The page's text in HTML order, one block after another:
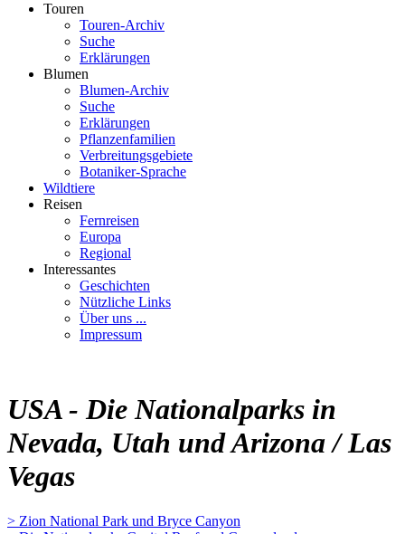
Touren
Touren-Archiv
Suche
Erklärungen
Blumen
Blumen-Archiv
Suche
Erklärungen
Pflanzenfamilien
Verbreitungsgebiete
Botaniker-Sprache
Wildtiere
Reisen
Fernreisen
Europa
Regional
Interessantes
Geschichten
Nützliche Links
Über uns ...
Impressum
USA - Die Nationalparks in
Nevada, Utah und Arizona / Las
Vegas
> Zion National Park und Bryce Canyon